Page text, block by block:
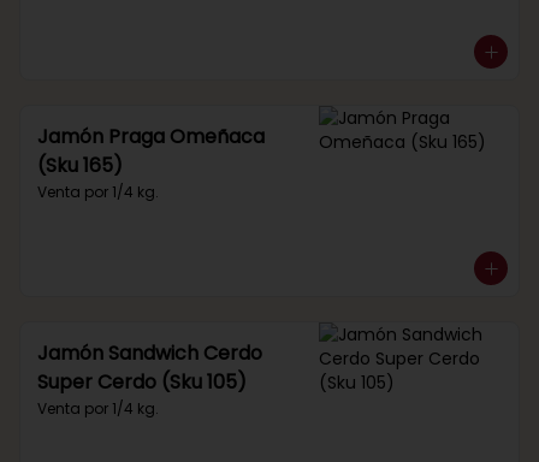
Jamón Praga Omeñaca
(Sku 165)
Venta por 1/4 kg.
Jamón Sandwich Cerdo
Super Cerdo (Sku 105)
Venta por 1/4 kg.